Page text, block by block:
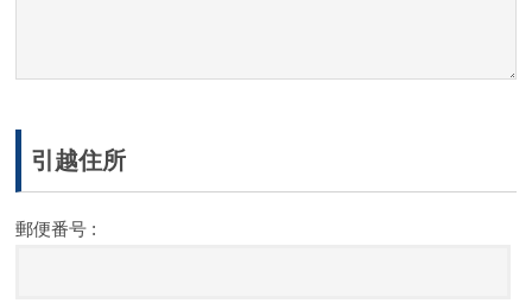
引越住所
郵便番号 :